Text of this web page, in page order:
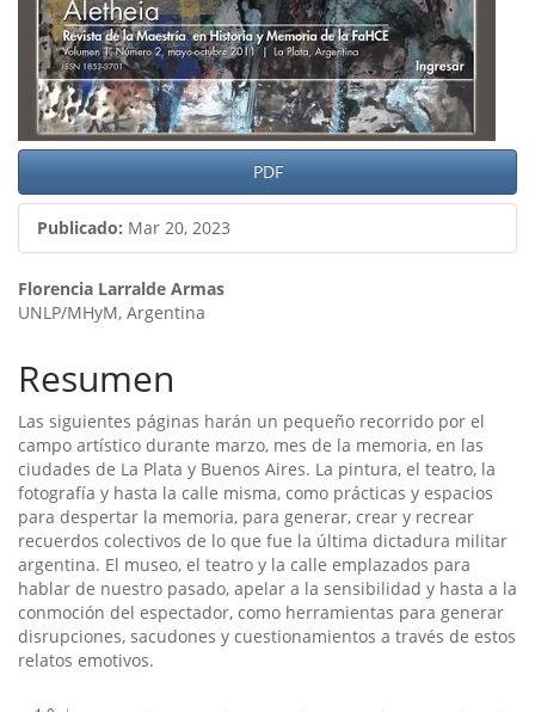
PDF
Publicado: Mar 20, 2023
Contenido
principal
del
artículo
Florencia Larralde Armas
UNLP/MHyM, Argentina
Resumen
Las siguientes páginas harán un pequeño recorrido por el
campo artístico durante marzo, mes de la memoria, en las
ciudades de La Plata y Buenos Aires. La pintura, el teatro, la
fotografía y hasta la calle misma, como prácticas y espacios
para despertar la memoria, para generar, crear y recrear
recuerdos colectivos de lo que fue la última dictadura militar
argentina. El museo, el teatro y la calle emplazados para
hablar de nuestro pasado, apelar a la sensibilidad y hasta a la
conmoción del espectador, como herramientas para generar
disrupciones, sacudones y cuestionamientos a través de estos
relatos emotivos.